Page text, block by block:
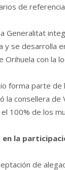
de
Generalitat
y se desarrolla
Orihuela con la
forma parte
la consellera
100% de los
la
de